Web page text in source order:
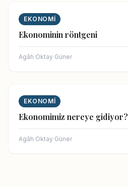
EKONOMI
Ekonominin röntgeni
Agâh Oktay Güner
EKONOMI
Ekonomimiz nereye gidiyor?
Agâh Oktay Güner